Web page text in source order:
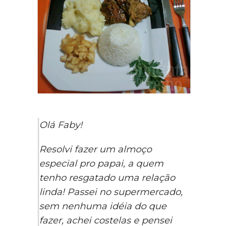
Olá Faby!
Resolvi fazer um almoço
especial pro papai, a quem
tenho resgatado uma relação
linda! Passei no supermercado,
sem nenhuma idéia do que
fazer, achei costelas e pensei